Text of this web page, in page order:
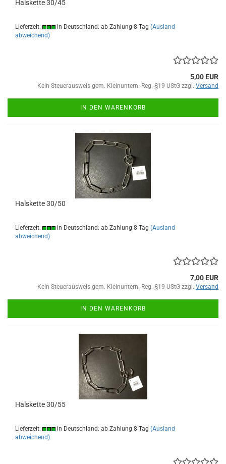
Halskette 30/45
Lieferzeit: in Deutschland: ab Zahlung 8 Tag (Ausland
abweichend)
5,00 EUR
Kein Steuerausweis gem. Kleinuntern.-Reg. §19 UStG zzgl. Versand
IN DEN WARENKORB
Halskette 30/50
Lieferzeit: in Deutschland: ab Zahlung 8 Tag (Ausland
abweichend)
7,00 EUR
Kein Steuerausweis gem. Kleinuntern.-Reg. §19 UStG zzgl. Versand
IN DEN WARENKORB
Halskette 30/55
Lieferzeit: in Deutschland: ab Zahlung 8 Tag (Ausland
abweichend)